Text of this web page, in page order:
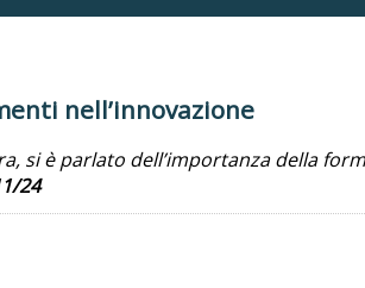
nell’innovazione
si è parlato dell’importanza della
24